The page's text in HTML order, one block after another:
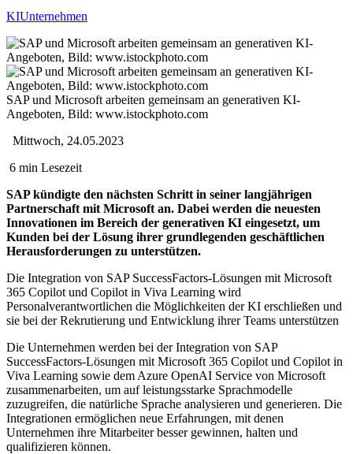
KIUnternehmen
SAP und Microsoft arbeiten gemeinsam an generativen KI-
Angeboten, Bild: www.istockphoto.com
Mittwoch, 24.05.2023
6 min Lesezeit
SAP kündigte den nächsten Schritt in seiner langjährigen
Partnerschaft mit Microsoft an. Dabei werden die neuesten
Innovationen im Bereich der generativen KI eingesetzt, um
Kunden bei der Lösung ihrer grundlegenden geschäftlichen
Herausforderungen zu unterstützen.
Die Integration von SAP SuccessFactors-Lösungen mit Microsoft
365 Copilot und Copilot in Viva Learning wird
Personalverantwortlichen die Möglichkeiten der KI erschließen und
sie bei der Rekrutierung und Entwicklung ihrer Teams unterstützen
Die Unternehmen werden bei der Integration von SAP
SuccessFactors-Lösungen mit Microsoft 365 Copilot und Copilot in
Viva Learning sowie dem Azure OpenAI Service von Microsoft
zusammenarbeiten, um auf leistungsstarke Sprachmodelle
zuzugreifen, die natürliche Sprache analysieren und generieren. Die
Integrationen ermöglichen neue Erfahrungen, mit denen
Unternehmen ihre Mitarbeiter besser gewinnen, halten und
qualifizieren können.